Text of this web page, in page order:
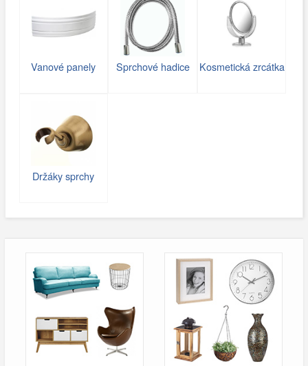
Vanové panely Sprchové hadice Kosmetická zrcátka
Držáky sprchy